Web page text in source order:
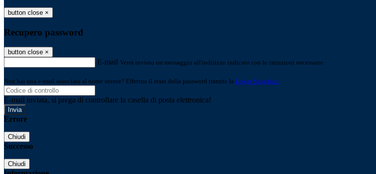
button close ×
Recupero password
button close ×
E-mail Verrà inviato un messaggio all'indirizzo indicato con le istruzioni necessarie.
Non hai una e-mail associata al nome utente? Effettua il reset della password tramite la Login Spaggiari
E-mail inviata, si prega di controllare la casella di posta elettronica!
Errore
Chiudi
Successo
Chiudi